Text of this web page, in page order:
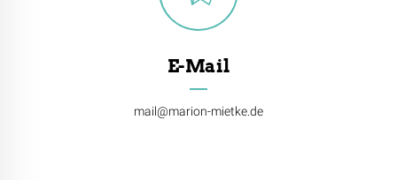
E-Mail
mail@marion-mietke.de